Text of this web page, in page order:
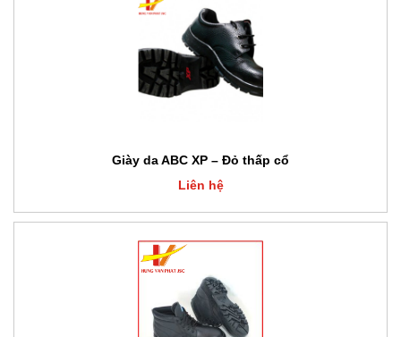
Giày da ABC XP – Đỏ thấp cổ
Liên hệ